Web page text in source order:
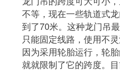
不等，现在一些轨道式
到了70米。这种龙门吊
只能固定线路，使用不
因为采用轮胎运行，轮
就就限制了它的跨度。